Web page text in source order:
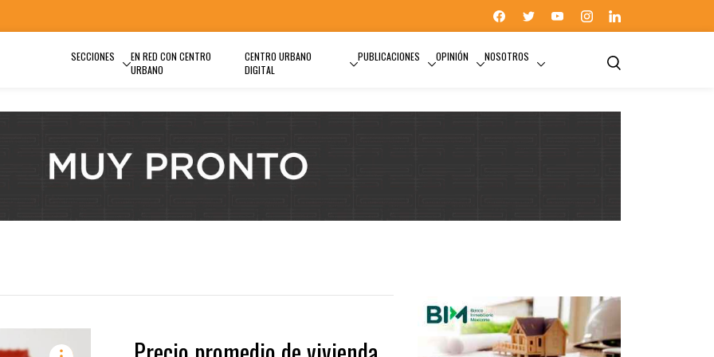
SECCIONES
EN RED CON CENTRO
URBANO
CENTRO URBANO
DIGITAL
PUBLICACIONES OPINIÓN NOSOTROS